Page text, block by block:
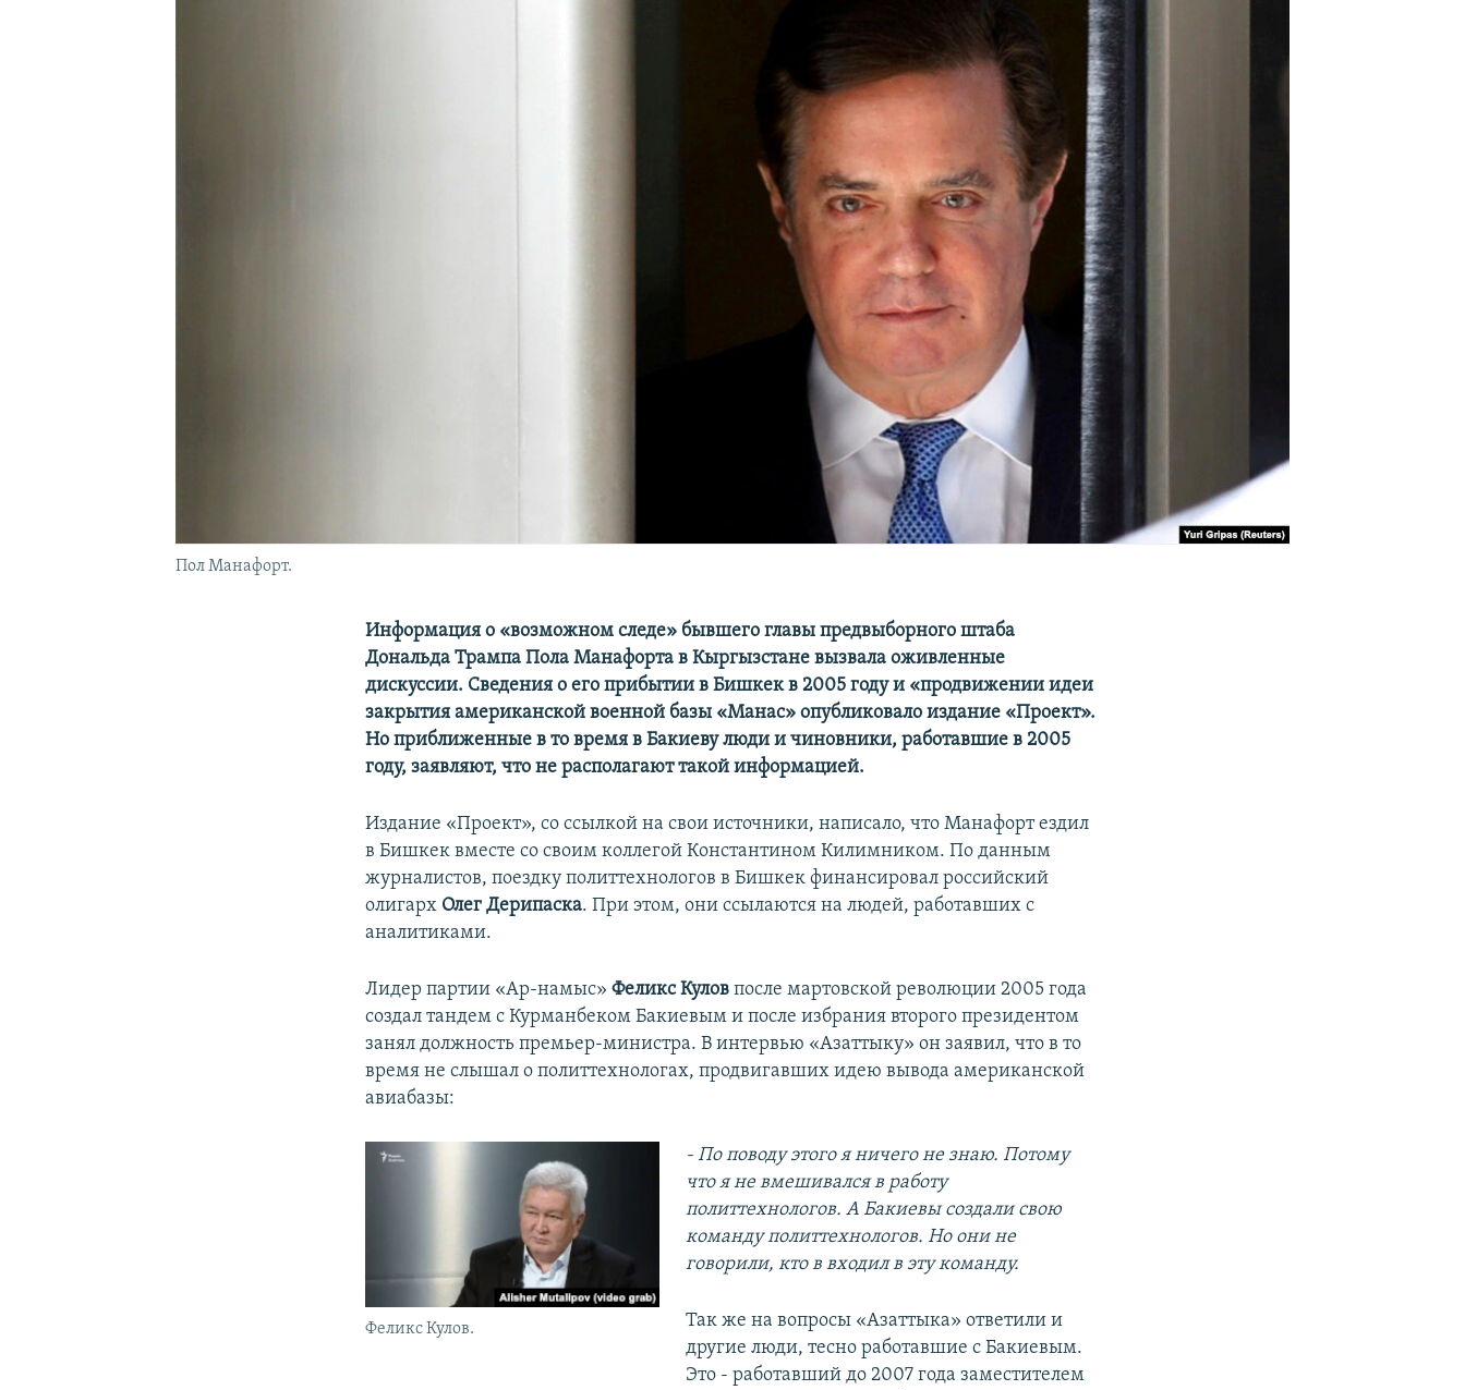
Пол Манафорт.
Информация о «возможном следе» бывшего главы предвыборного штаба
Дональда Трампа Пола Манафорта в Кыргызстане вызвала оживленные
дискуссии. Сведения о его прибытии в Бишкек в 2005 году и «продвижении идеи
закрытия американской военной базы «Манас» опубликовало издание «Проект».
Но приближенные в то время в Бакиеву люди и чиновники, работавшие в 2005
году, заявляют, что не располагают такой информацией.
Издание «Проект», со ссылкой на свои источники, написало, что Манафорт ездил
в Бишкек вместе со своим коллегой Константином Килимником. По данным
журналистов, поездку политтехнологов в Бишкек финансировал российский
олигарх Олег Дерипаска. При этом, они ссылаются на людей, работавших с
аналитиками.
Лидер партии «Ар-намыс»Феликс Кулов после мартовской революции 2005 года
создал тандем с Курманбеком Бакиевым и после избрания второго президентом
занял должность премьер-министра. В интервью «Азаттыку» он заявил, что в то
время не слышал о политтехнологах, продвигавших идею вывода американской
авиабазы:
Феликс Кулов.
- По поводу этого я ничего не знаю. Потому
что я не вмешивался в работу
политтехнологов. А Бакиевы создали свою
команду политтехнологов. Но они не
говорили, кто в входил в эту команду.
Так же на вопросы «Азаттыка» ответили и
другие люди, тесно работавшие с Бакиевым.
Это - работавший до 2007 года заместителем